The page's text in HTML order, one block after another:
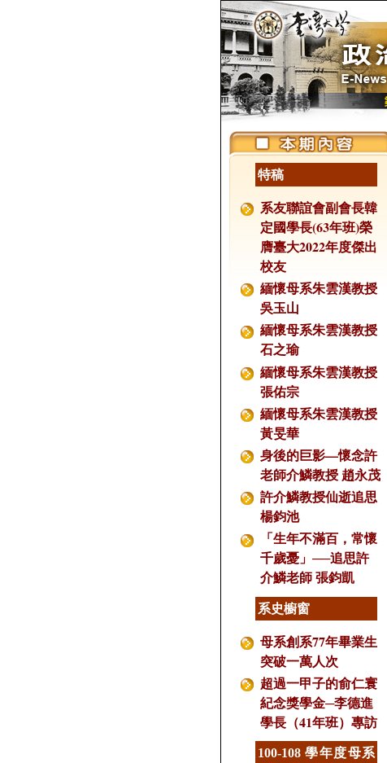
特稿
系友聯誼會副會長韓
定國學長(63年班)榮
膺臺大2022年度傑出
校友
緬懷母系朱雲漢教授
吳玉山
緬懷母系朱雲漢教授
石之瑜
緬懷母系朱雲漢教授
張佑宗
緬懷母系朱雲漢教授
黃旻華
身後的巨影—懷念許
老師介鱗教授 趙永茂
許介鱗教授仙逝追思
楊鈞池
「生年不滿百，常懷
千歲憂」──追思許
介鱗老師 張鈞凱
系史櫥窗
母系創系77年畢業生
突破一萬人次
超過一甲子的俞仁寰
紀念獎學金─李德進
學長（41年班）專訪
100-108 學年度母系